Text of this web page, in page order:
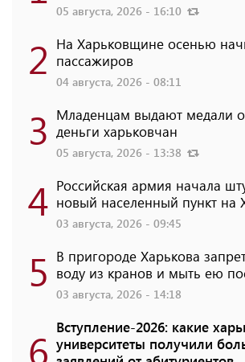
05 августа, 2026 - 16:10
2 На Харьковщине осенью
пассажиров
04 августа, 2026 - 08:11
3 Младенцам выдают медали
деньги харьковчан
05 августа, 2026 - 13:38
4 Российская армия начала
новый населенный пункт на
03 августа, 2026 - 09:45
5 В пригороде Харькова
воду из кранов и мыть ею
03 августа, 2026 - 14:18
6 Вступление-2026: какие
университеты получили